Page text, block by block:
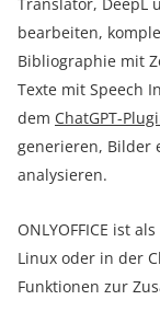
bearbeiten,
Bibliographie mit
Texte mit Speech
dem ChatGPT-
generieren, Bilder
analysieren.
ONLYOFFICE ist
Linux oder in der
Funktionen zur